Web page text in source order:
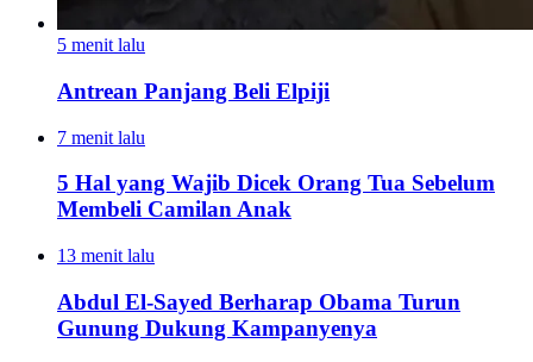
5 menit lalu
Antrean Panjang Beli Elpiji
7 menit lalu
5 Hal yang Wajib Dicek Orang Tua Sebelum
Membeli Camilan Anak
13 menit lalu
Abdul El-Sayed Berharap Obama Turun
Gunung Dukung Kampanyenya